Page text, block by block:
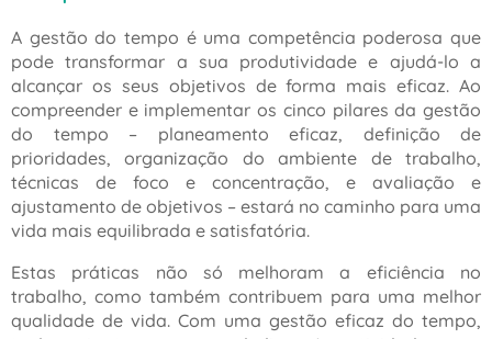
A gestão do tempo é uma competência poderosa que
pode transformar a sua produtividade e ajudá-lo a
alcançar os seus objetivos de forma mais eficaz. Ao
compreender e implementar os cinco pilares da gestão
do tempo – planeamento eficaz, definição de
prioridades, organização do ambiente de trabalho,
técnicas de foco e concentração, e avaliação e
ajustamento de objetivos – estará no caminho para uma
vida mais equilibrada e satisfatória.
Estas práticas não só melhoram a eficiência no
trabalho, como também contribuem para uma melhor
qualidade de vida. Com uma gestão eficaz do tempo,